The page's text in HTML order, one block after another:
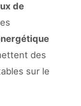
de
des
sur le